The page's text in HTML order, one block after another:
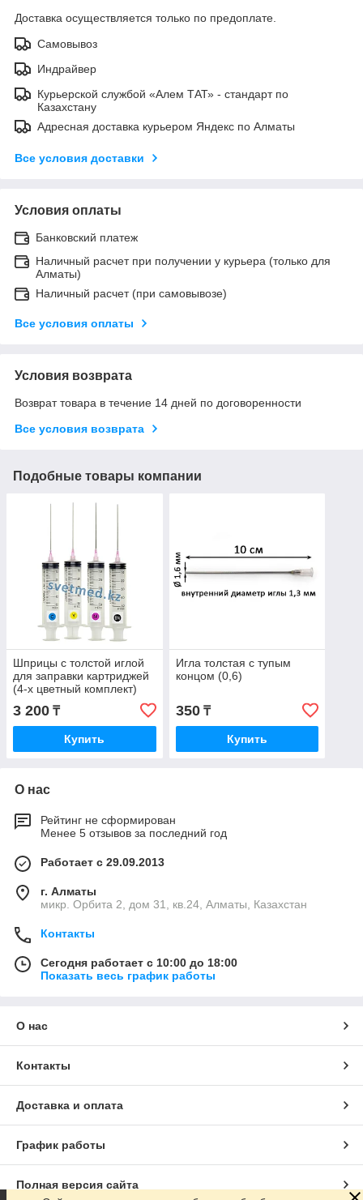
Доставка осуществляется только по предоплате.
Самовывоз
Индрайвер
Курьерской службой «Алем ТАТ» - стандарт по
Казахстану
Адресная доставка курьером Яндекс по Алматы
Все условия доставки
Условия оплаты
Банковский платеж
Наличный расчет при получении у курьера (только для
Алматы)
Наличный расчет (при самовывозе)
Все условия оплаты
Условия возврата
Возврат товара в течение 14 дней по договоренности
Все условия возврата
Подобные товары компании
Шприцы с толстой иглой
для заправки картриджей
(4-х цветный комплект)
3 200 ₸
Купить
Игла толстая с тупым
концом (0,6)
350₸
Купить
О нас
Рейтинг не сформирован
Менее 5 отзывов за последний год
Работает с 29.09.2013
г. Алматы
микр. Орбита 2, дом 31, кв.24, Алматы, Казахстан
Контакты
Сегодня работает с 10:00 до 18:00
Показать весь график работы
О нас
Контакты
Доставка и оплата
График работы
Полная версия сайта